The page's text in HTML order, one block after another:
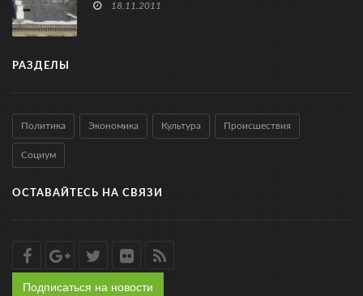
18.11.2011
РАЗДЕЛЫ
Политика Экономика Культура Происшествия
Социум
ОСТАВАЙТЕСЬ НА СВЯЗИ
Подписаться на новости